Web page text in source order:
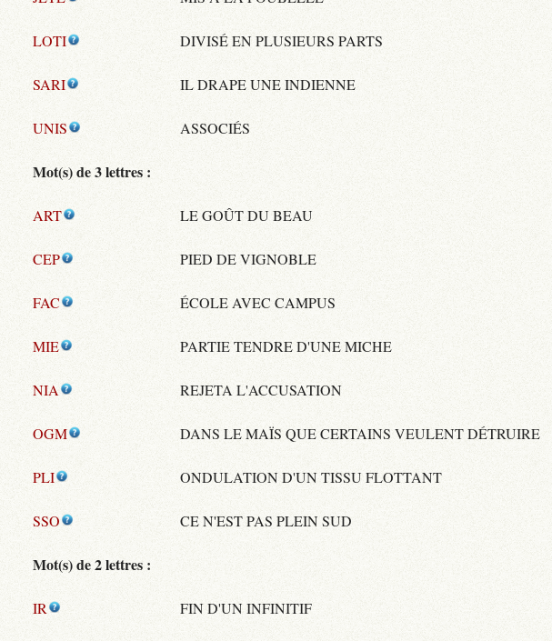
LOTI DIVISÉ EN PLUSIEURS PARTS
SARI IL DRAPE UNE INDIENNE
UNIS ASSOCIÉS
Mot(s) de 3 lettres :
ART LE GOÛT DU BEAU
CEP PIED DE VIGNOBLE
FAC ÉCOLE AVEC CAMPUS
MIE PARTIE TENDRE D'UNE MICHE
NIA REJETA L'ACCUSATION
OGM DANS LE MAÏS QUE CERTAINS VEULENT DÉTRUIRE
PLI ONDULATION D'UN TISSU FLOTTANT
SSO CE N'EST PAS PLEIN SUD
Mot(s) de 2 lettres :
IR FIN D'UN INFINITIF